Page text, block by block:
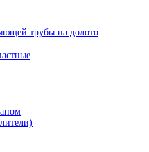
трубы на долото